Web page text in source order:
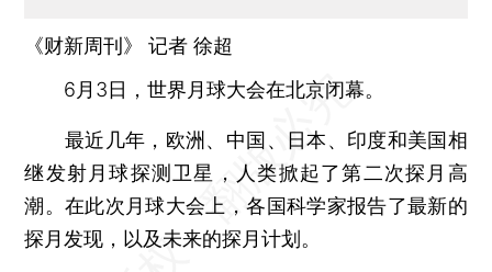
《财新周刊》 记者 徐超
6月3日，世界月球大会在北京闭幕。
最近几年，欧洲、中国、日本、印度和美国相
继发射月球探测卫星，人类掀起了第二次探月高
潮。在此次月球大会上，各国科学家报告了最新的
探月发现，以及未来的探月计划。